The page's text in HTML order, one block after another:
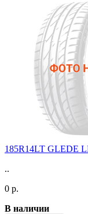
185R14LT GLEDE
..
0 р.
В наличии